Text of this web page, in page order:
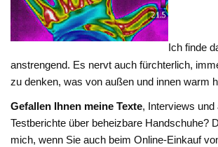
Ich finde
anstrengend. Es nervt auch fürchterlich,
zu denken, was von außen und innen warm
Gefallen Ihnen meine Texte, Interviews und
Testberichte über beheizbare Handschuhe?
mich, wenn Sie auch beim Online-Einkauf